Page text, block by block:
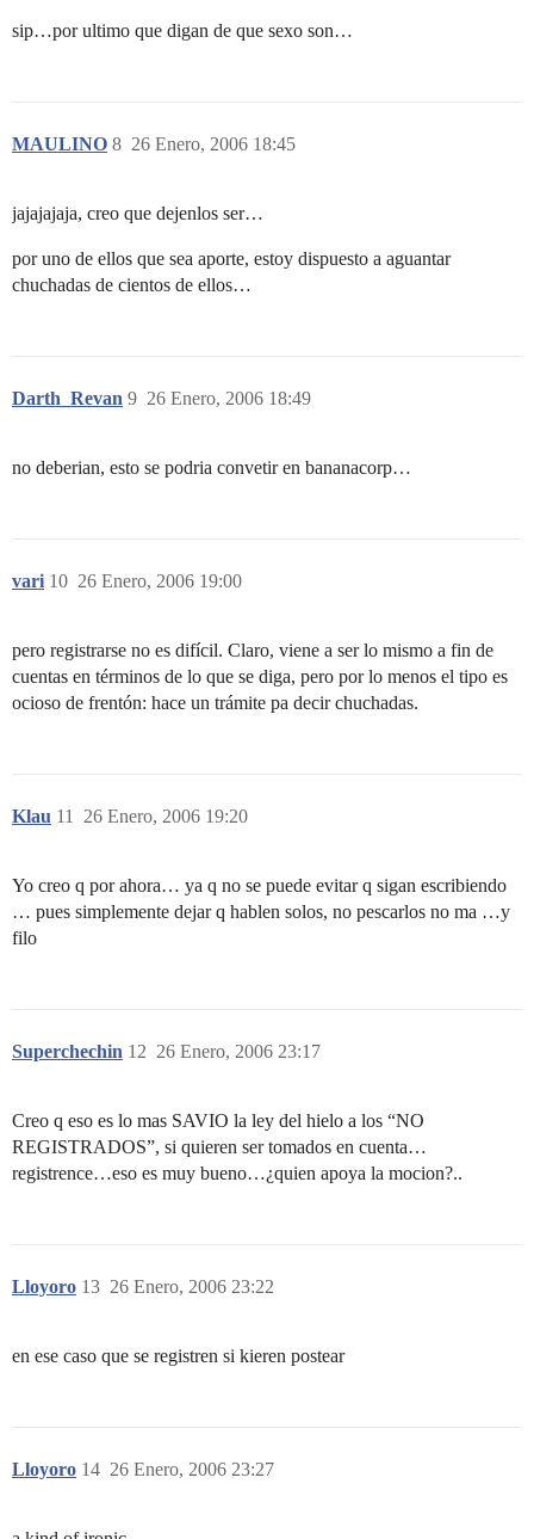
sip…por ultimo que digan de que sexo son…
MAULINO 26 Enero, 2006 18:45
8
jajajajaja, creo que dejenlos ser…
por uno de ellos que sea aporte, estoy dispuesto a aguantar
chuchadas de cientos de ellos…
Darth_Revan 26 Enero, 2006 18:49
9
no deberian, esto se podria convetir en bananacorp…
vari 26 Enero, 2006 19:00
10
pero registrarse no es difícil. Claro, viene a ser lo mismo a fin de
cuentas en términos de lo que se diga, pero por lo menos el tipo es
ocioso de frentón: hace un trámite pa decir chuchadas.
Klau 26 Enero, 2006 19:20
11
Yo creo q por ahora… ya q no se puede evitar q sigan escribiendo
… pues simplemente dejar q hablen solos, no pescarlos no ma …y
filo
Superchechin 26 Enero, 2006 23:17
12
Creo q eso es lo mas SAVIO la ley del hielo a los “NO
REGISTRADOS”, si quieren ser tomados en cuenta…
registrence…eso es muy bueno…¿quien apoya la mocion?..
Lloyoro 26 Enero, 2006 23:22
13
en ese caso que se registren si kieren postear
Lloyoro 26 Enero, 2006 23:27
14